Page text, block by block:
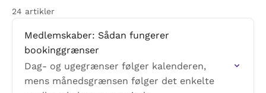
24 artikler
Medlemskaber: Sådan fungerer
bookinggrænser
Dag- og ugegrænser følger kalenderen,
mens månedsgrænsen følger det enkelte